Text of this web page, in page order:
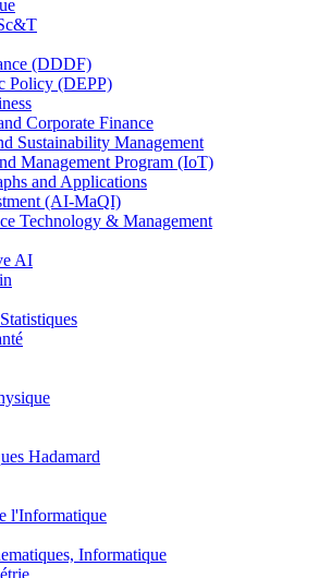
(DDDF)
Policy (DEPP)
Corporate Finance
Sustainability Management
Management Program (IoT)
and Applications
(AI-MaQI)
Technology & Management
AI
Hadamard
l'Informatique
Informatique